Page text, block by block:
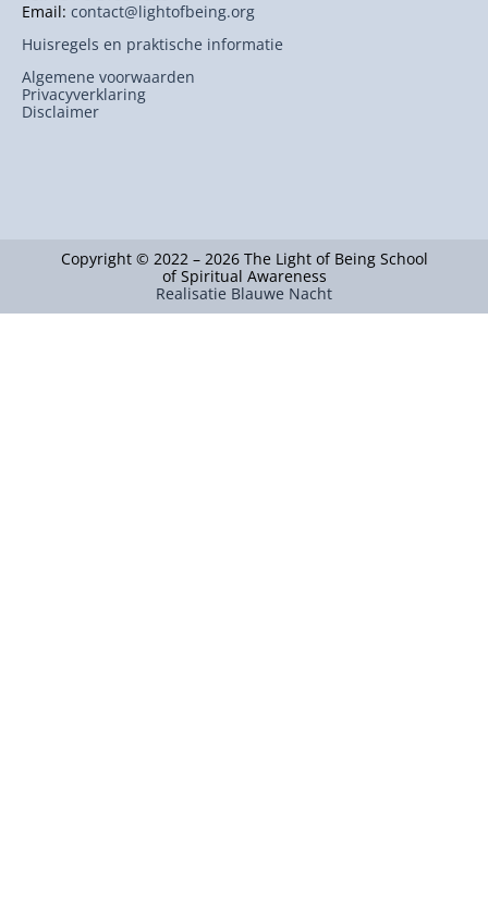
Email: contact@lightofbeing.org
Huisregels en praktische informatie
Algemene voorwaarden
Privacyverklaring
Disclaimer
Copyright © 2022 – 2026 The Light of Being School
of Spiritual Awareness
Realisatie Blauwe Nacht